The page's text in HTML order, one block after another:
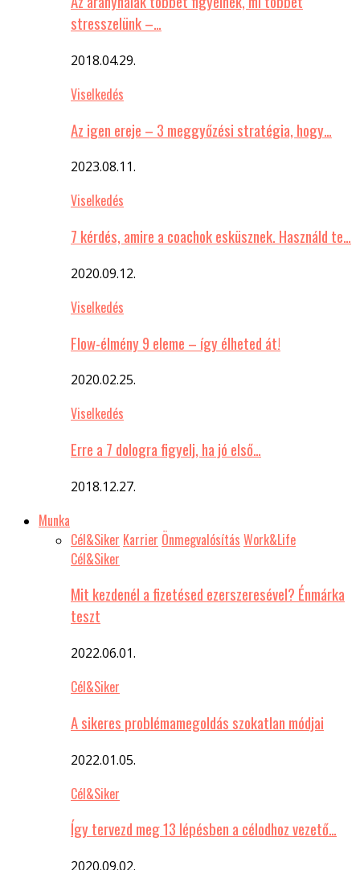
stresszelünk –…
2018.04.29.
Viselkedés
Az igen ereje – 3 meggyőzési stratégia, hogy…
2023.08.11.
Viselkedés
7 kérdés, amire a coachok esküsznek. Használd te…
2020.09.12.
Viselkedés
Flow-élmény 9 eleme – így élheted át!
2020.02.25.
Viselkedés
Erre a 7 dologra figyelj, ha jó első…
2018.12.27.
Munka
Cél&Siker Karrier Önmegvalósítás Work&Life
Cél&Siker
Mit kezdenél a fizetésed ezerszeresével? Énmárka
teszt
2022.06.01.
Cél&Siker
A sikeres problémamegoldás szokatlan módjai
2022.01.05.
Cél&Siker
Így tervezd meg 13 lépésben a célodhoz vezető…
2020.09.02.